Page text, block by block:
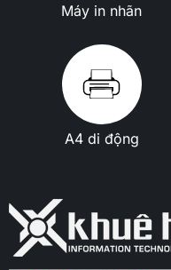
Máy in nhãn
A4 di động